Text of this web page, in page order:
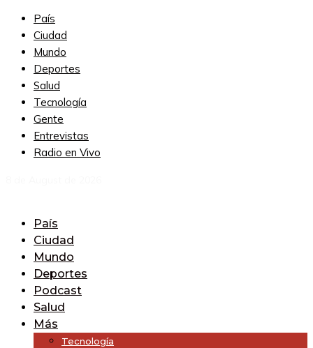
País
Ciudad
Mundo
Deportes
Salud
Tecnología
Gente
Entrevistas
Radio en Vivo
País
Ciudad
Mundo
Deportes
Podcast
Salud
Más
Tecnología